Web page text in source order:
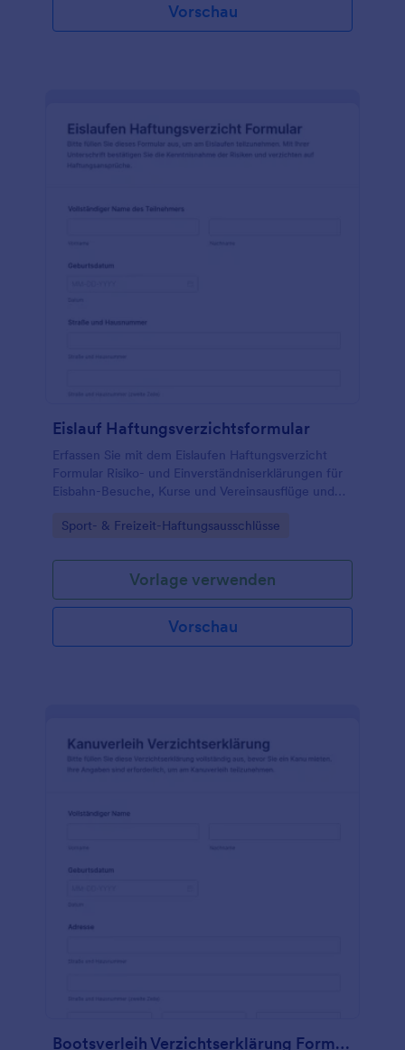
Vorschau
Eislauf Haftungsverzichtsformular
Erfassen Sie mit dem Eislaufen Haftungsverzicht
Formular Risiko- und Einverständniserklärungen für
Eisbahn-Besuche, Kurse und Vereinsausflüge und
Jotform.
Go to Category:
Sport- & Freizeit-Haftungsausschlüsse
Vorlage verwenden
Vorschau
Bootsverleih Verzichtserklärung Formular